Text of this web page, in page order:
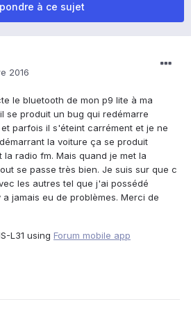
à ce sujet
2016
le bluetooth de mon p9 lite à ma
se produit un bug qui redémarre
parfois il s'éteint carrément et je ne
la voiture ça se produit
radio fm. Mais quand je met la
se passe très bien. Je suis sur que c
les autres tel que j'ai possédé
jamais eu de problèmes. Merci de
L31 using Forum mobile app